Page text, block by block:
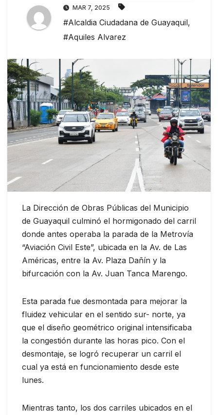
MAR 7, 2025
#Alcaldia Ciudadana de Guayaquil,
#Aquiles Alvarez
La Dirección de Obras Públicas del Municipio
de Guayaquil culminó el hormigonado del carril
donde antes operaba la parada de la Metrovía
“Aviación Civil Este”, ubicada en la Av. de Las
Américas, entre la Av. Plaza Dañín y la
bifurcación con la Av. Juan Tanca Marengo.
Esta parada fue desmontada para mejorar la
fluidez vehicular en el sentido sur- norte, ya
que el diseño geométrico original intensificaba
la congestión durante las horas pico. Con el
desmontaje, se logró recuperar un carril el
cual ya está en funcionamiento desde este
lunes.
Mientras tanto, los dos carriles ubicados en el